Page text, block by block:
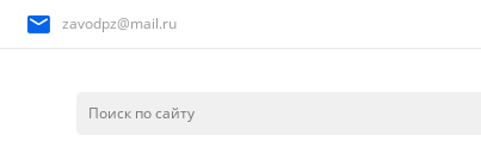
zavodpz@mail.ru